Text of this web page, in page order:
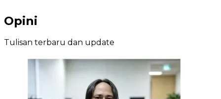
Opini
Tulisan terbaru dan update